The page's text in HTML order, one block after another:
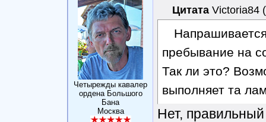
Четырежды кавалер
ордена Большого
Бана
Москва
Цитата Victoria84 (
пребывание на
Так ли это?
выполняет та
Нет,